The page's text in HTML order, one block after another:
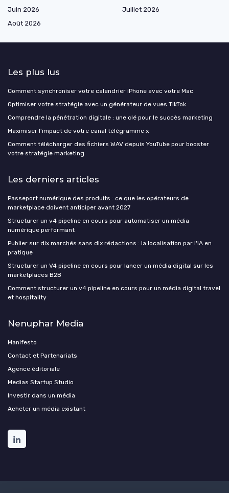
Juin 2026
Juillet 2026
Août 2026
Les plus lus
Comment synchroniser votre calendrier iPhone avec votre Mac
Optimiser votre stratégie avec un générateur de vues TikTok
Comprendre la pénétration digitale : une clé pour le succès marketing
Maximiser l'impact de votre canal télégramme x
Comment télécharger des fichiers WAV depuis YouTube pour booster
votre stratégie marketing
Les derniers articles
Passeport numérique des produits : ce que les opérateurs de
marketplace doivent anticiper avant 2027
Structurer un v4 pipeline en cours pour automatiser un média
numérique performant
Publier sur dix marchés sans dix rédactions : la localisation par l'IA en
pratique
Structurer un V4 pipeline en cours pour lancer un média digital sur les
marketplaces B2B
Comment structurer un v4 pipeline en cours pour un média digital travel
et hospitality
Nenuphar Media
Manifesto
Contact et Partenariats
Agence éditoriale
Medias Startup Studio
Investir dans un média
Acheter un média existant